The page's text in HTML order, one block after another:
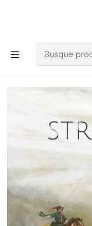
🚀 ¡Despachamos a
$100.000 y a RM sobre
Inicio